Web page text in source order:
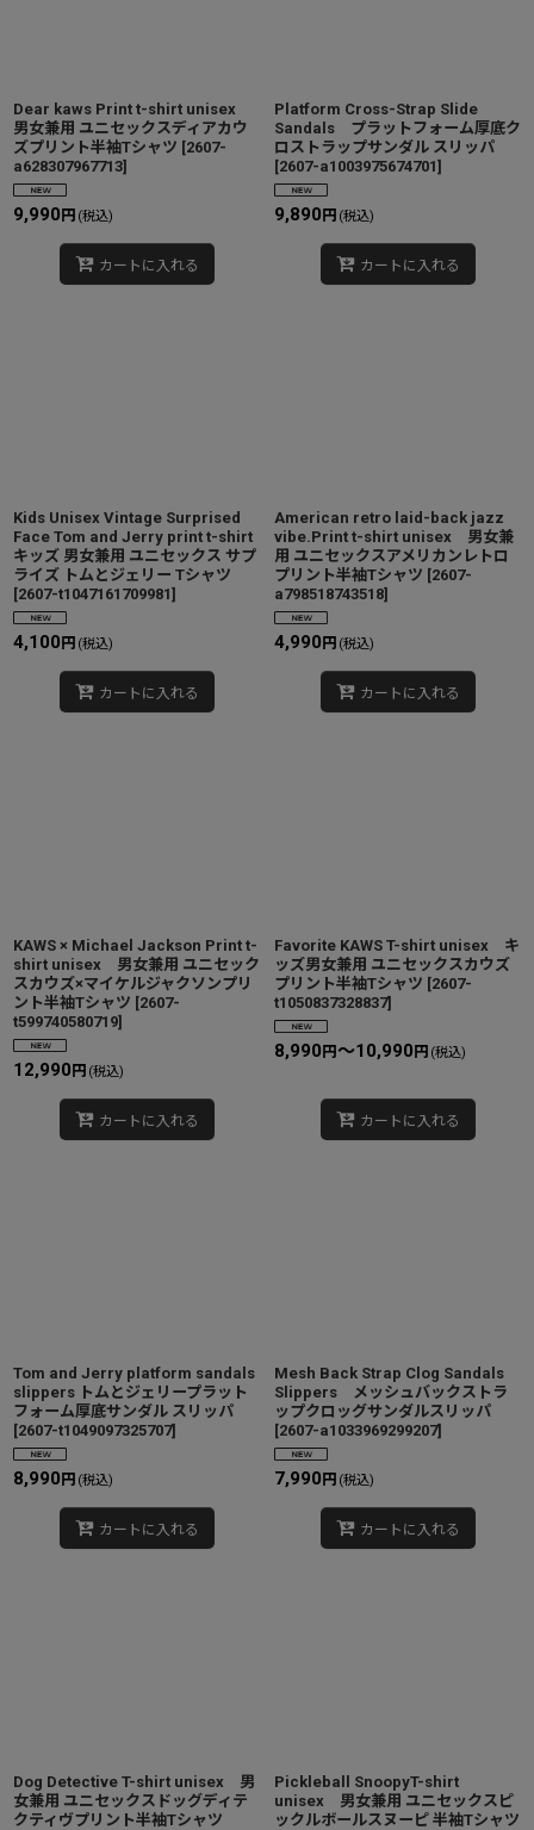
Dear kaws Print t-shirt unisex
男女兼用 ユニセックスディアカウ
ズプリント半袖Tシャツ [2607-
a628307967713]
9,990 円 (税込)
カートに入れる
Platform Cross-Strap Slide
Sandals プラットフォーム厚底ク
ロストラップサンダル スリッパ
[2607-a1003975674701]
9,890 円 (税込)
カートに入れる
Kids Unisex Vintage Surprised
Face Tom and Jerry print t-shirt
キッズ 男女兼用 ユニセックス サプ
ライズ トムとジェリー Tシャツ
[2607-t1047161709981]
4,100 円 (税込)
カートに入れる
American retro laid-back jazz
vibe.Print t-shirt unisex 男女兼
用 ユニセックスアメリカンレトロ
プリント半袖Tシャツ [2607-
a798518743518]
4,990 円 (税込)
カートに入れる
KAWS × Michael Jackson Print t-
shirt unisex 男女兼用 ユニセック
スカウズ×マイケルジャクソンプリ
ント半袖Tシャツ [2607-
t599740580719]
12,990 円 (税込)
カートに入れる
Favorite KAWS T-shirt unisex キ
ッズ男女兼用 ユニセックスカウズ
プリント半袖Tシャツ [2607-
t1050837328837]
8,990 円 ～10,990 円 (税込)
カートに入れる
Tom and Jerry platform sandals
slippers トムとジェリープラット
フォーム厚底サンダル スリッパ
[2607-t1049097325707]
8,990 円 (税込)
カートに入れる
Mesh Back Strap Clog Sandals
Slippers メッシュバックストラ
ップクロッグサンダルスリッパ
[2607-a1033969299207]
7,990 円 (税込)
カートに入れる
Dog Detective T-shirt unisex 男
女兼用 ユニセックスドッグディテ
クティヴプリント半袖Tシャツ
Pickleball SnoopyT-shirt
unisex 男女兼用 ユニセックスピ
ックルボールスヌーピ 半袖Tシャツ